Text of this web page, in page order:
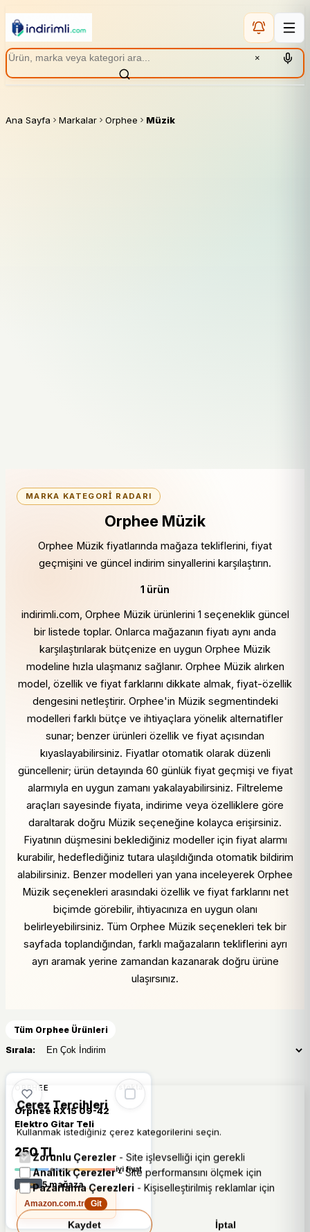
×
Ana Sayfa Markalar Orphee Müzik
MARKA KATEGORI RADARI
Orphee Müzik
Orphee Müzik fiyatlarında mağaza tekliflerini, fiyat
geçmişini ve güncel indirim sinyallerini karşılaştırın.
1 ürün
indirimli.com, Orphee Müzik ürünlerini 1 seçeneklik güncel
bir listede toplar. Onlarca mağazanın fiyatı aynı anda
karşılaştırılarak bütçenize en uygun Orphee Müzik
modeline hızla ulaşmanız sağlanır. Orphee Müzik alırken
model, özellik ve fiyat farklarını dikkate almak, fiyat-özellik
dengesini netleştirir. Orphee'in Müzik segmentindeki
modelleri farklı bütçe ve ihtiyaçlara yönelik alternatifler
sunar; benzer ürünleri özellik ve fiyat açısından
kıyaslayabilirsiniz. Fiyatlar otomatik olarak düzenli
güncellenir; ürün detayında 60 günlük fiyat geçmişi ve fiyat
alarmıyla en uygun zamanı yakalayabilirsiniz. Filtreleme
araçları sayesinde fiyata, indirime veya özelliklere göre
daraltarak doğru Müzik seçeneğine kolayca erişirsiniz.
Fiyatının düşmesini beklediğiniz modeller için fiyat alarmı
kurabilir, hedeflediğiniz tutara ulaşıldığında otomatik bildirim
alabilirsiniz. Benzer modelleri yan yana inceleyerek Orphee
Müzik seçenekleri arasındaki özellik ve fiyat farklarını net
biçimde görebilir, ihtiyacınıza en uygun olanı
belirleyebilirsiniz. Tüm Orphee Müzik seçenekleri tek bir
sayfada toplandığından, farklı mağazaların tekliflerini ayrı
ayrı aramak yerine zamandan kazanarak doğru ürüne
ulaşırsınız.
Tüm Orphee Ürünleri
Sırala:
%36 %36 DÜŞTÜ
ORPHEE stokta
Orphee RX15 09-42
Elektro Gitar Teli
250 TL
iyi fiyat
5 mağaza
Amazon.com.tr
Git
Çerez Tercihleri
Kullanmak istediğiniz çerez kategorilerini seçin.
Zorunlu Çerezler - Site işlevselliği için gerekli
Analitik Çerezler- Site performansını ölçmek için
Pazarlama Çerezleri - Kişiselleştirilmiş reklamlar için
Kaydet İptal